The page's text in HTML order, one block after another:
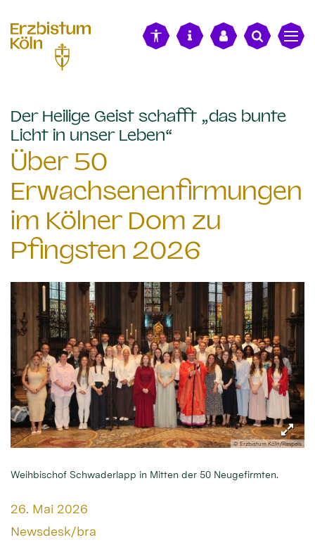
Der Heilige Geist schafft „das bunte
Licht in unser Leben“
Über 50
Erwachsenenfirmungen
im Kölner Dom zu
Pfingsten 2026
© Erzbistum Köln/Raspels
Weihbischof Schwaderlapp in Mitten der 50 Neugefirmten.
Datum:
26. Mai 2026
Von:
Newsdesk/bra